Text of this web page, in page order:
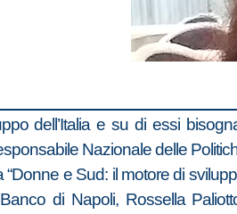
dell’Italia e su di essi
Nazionale delle
e Sud: il motore di
di Napoli, Rossella